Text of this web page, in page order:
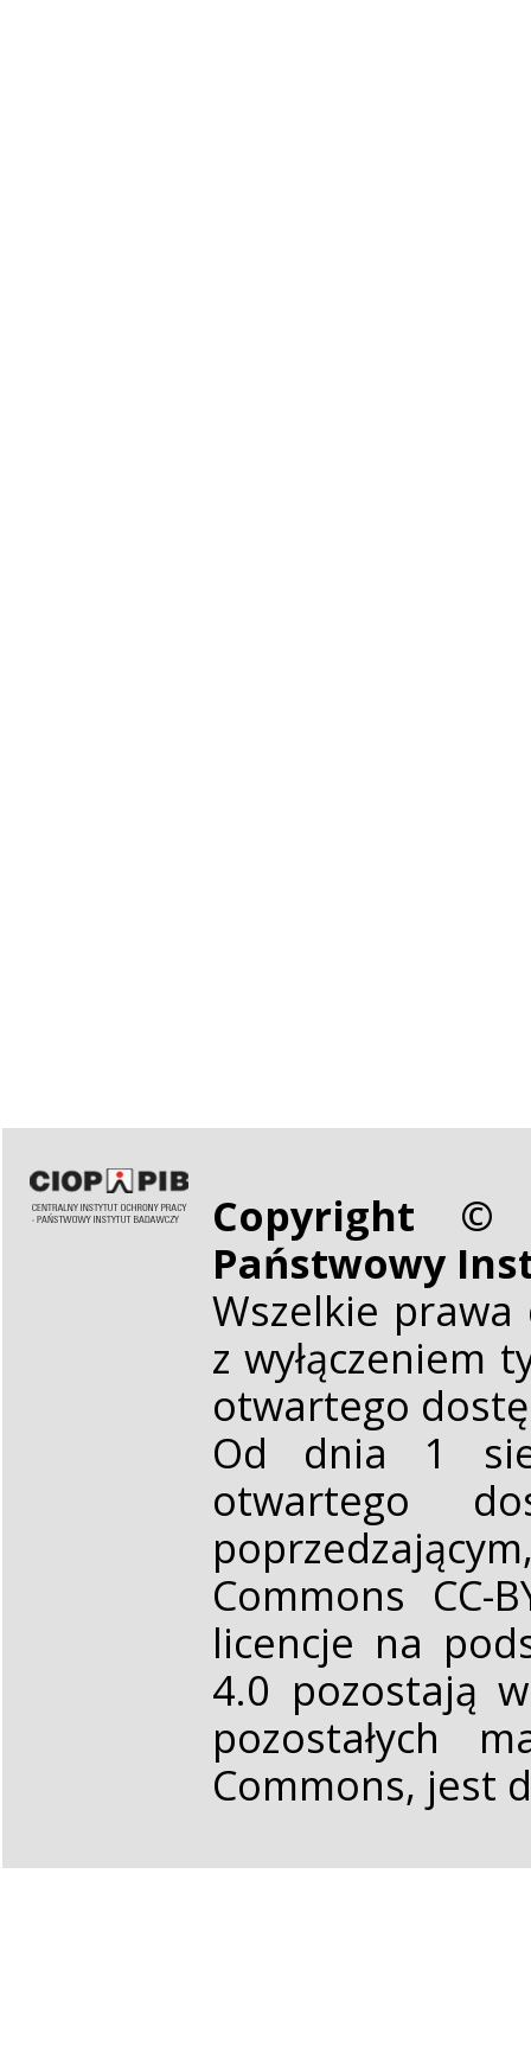
Copyright ©
Państwowy
Wszelkie
z wyłączeniem
otwartego
Od dnia 1
otwartego
Commons CC-
licencje na
4.0 pozostają
pozostałych
Commons, jest